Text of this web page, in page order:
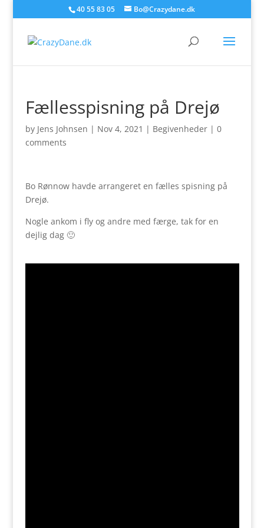
40 55 83 05 Bo@Crazydane.dk
Fællesspisning på Drejø
by Jens Johnsen | Nov 4, 2021 | Begivenheder| 0
comments
Bo Rønnow havde arrangeret en fælles spisning på
Drejø.
Nogle ankom i fly og andre med færge, tak for en
dejlig dag 🙂